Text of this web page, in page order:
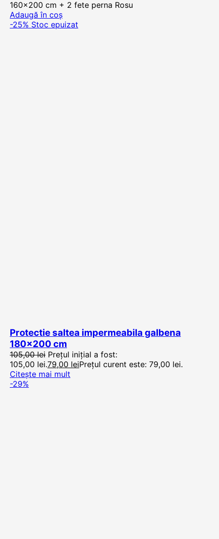
160x200 cm + 2 fete perna Rosu
Adaugă în coș
-25% Stoc epuizat
Protectie saltea impermeabila galbena
180×200 cm
105,00lei Prețul inițial a fost:
105,00 lei.79,00 leiPrețul curent este: 79,00 lei.
Citește mai mult
-29%